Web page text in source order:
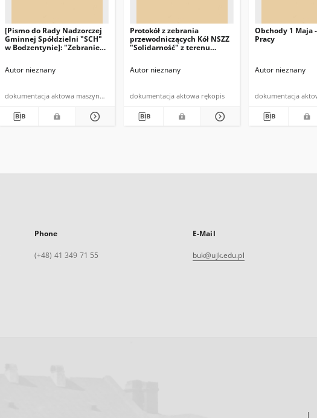
[Pismo do Rady Nadzorczej
Gminnej Spółdzielni "SCH"
w Bodzentynie]: "Zebranie
w dniu 19 czerwca 1981 roku
Autor nieznany
dokumentacja aktowa maszynopis
Protokół z zebrania
przewodniczących Kół NSZZ
"Solidarność" z terenu
Autor nieznany
dokumentacja aktowa rękopis
Obchody 1 Maja
Pracy
Autor nieznany
Phone
(+48) 41 349 71 55
E-Mail
buk@ujk.edu.pl